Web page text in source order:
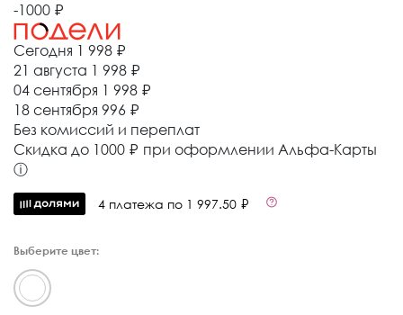
-1000 ₽
Сегодня 1 998 ₽
21 августа 1 998 ₽
04 сентября 1 998 ₽
18 сентября 996 ₽
Без комиссий и переплат
Cкидка до 1000 ₽ при оформлении Альфа-Карты
ⓘ
4 платежа по 1 997.50 ₽
Выберите цвет: